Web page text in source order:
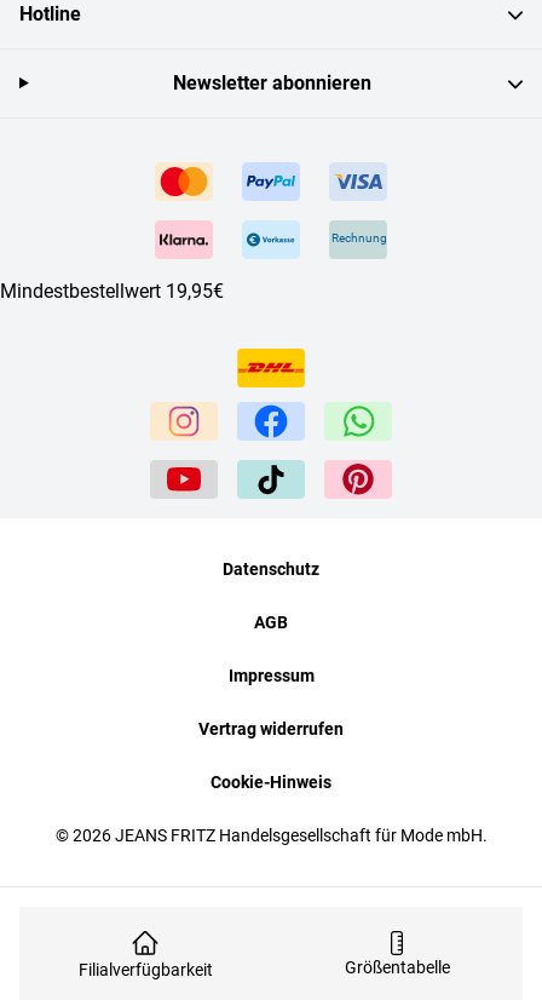
Filialverfügbarkeit Größentabelle
Hotline
Rechnung
Mindestbestellwert 19,95€
Newsletter abonnieren
© 2026 JEANS FRITZ Handelsgesellschaft für Mode mbH.
Datenschutz
AGB
Impressum
Vertrag widerrufen
Cookie-Hinweis